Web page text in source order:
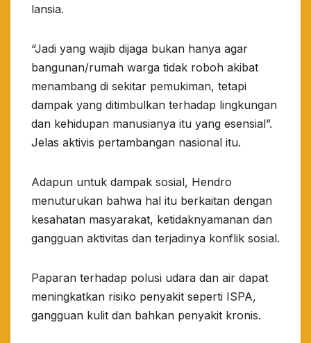
lansia.
“Jadi yang wajib dijaga bukan hanya agar
bangunan/rumah warga tidak roboh akibat
menambang di sekitar pemukiman, tetapi
dampak yang ditimbulkan terhadap lingkungan
dan kehidupan manusianya itu yang esensial”.
Jelas aktivis pertambangan nasional itu.
Adapun untuk dampak sosial, Hendro
menuturukan bahwa hal itu berkaitan dengan
kesahatan masyarakat, ketidaknyamanan dan
gangguan aktivitas dan terjadinya konflik sosial.
Paparan terhadap polusi udara dan air dapat
meningkatkan risiko penyakit seperti ISPA,
gangguan kulit dan bahkan penyakit kronis.